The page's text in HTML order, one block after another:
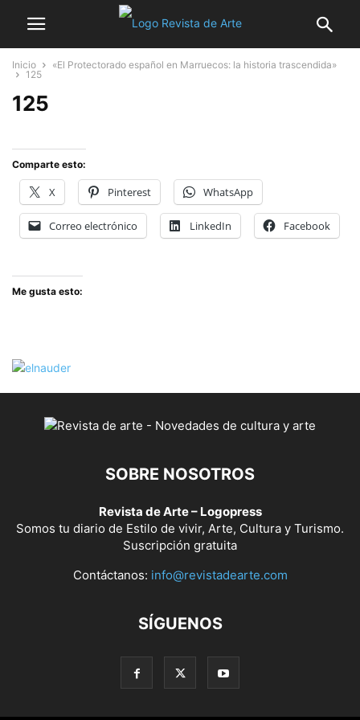
Inicio
«El Protectorado español en Marruecos: la historia trascendida»
125
125
Comparte esto:
X Pinterest WhatsApp
Correo electrónico LinkedIn Facebook
Me gusta esto:
SOBRE NOSOTROS
Revista de Arte – Logopress
Somos tu diario de Estilo de vivir, Arte, Cultura y Turismo.
Suscripción gratuita
Contáctanos: info@revistadearte.com
SÍGUENOS